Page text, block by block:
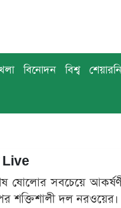
বিনোদন বিশ্ব
Live
ষোলোর সবচেয়ে
শক্তিশালী দল